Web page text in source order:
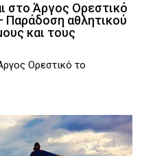
στο Άργος Ορεστικό
Παράδοση αθλητικού
και τους
Ορεστικό το